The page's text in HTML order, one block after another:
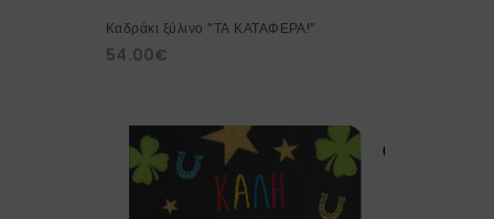
Καδράκι ξύλινο “ΤΑ ΚΑΤΑΦΕΡΑ!”
54.00€